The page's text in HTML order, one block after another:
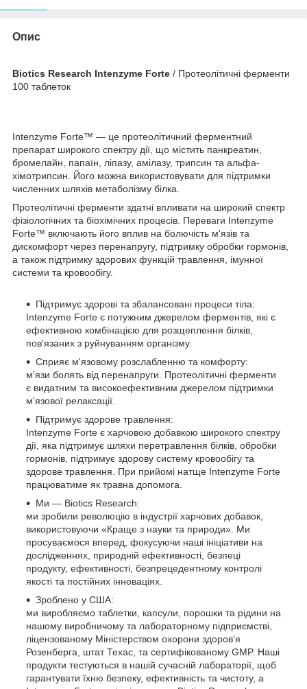
Опис
Biotics Research Intenzyme Forte / Протеолітичні ферменти
100 таблеток
Intenzyme Forte™ — це протеолітичний ферментний
препарат широкого спектру дії, що містить панкреатин,
бромелайн, папаїн, ліпазу, амілазу, трипсин та альфа-
хімотрипсин. Його можна використовувати для підтримки
численних шляхів метаболізму білка.
Протеолітичні ферменти здатні впливати на широкий спектр
фізіологічних та біохімічних процесів. Переваги Intenzyme
Forte™ включають його вплив на болючість м'язів та
дискомфорт через перенапругу, підтримку обробки гормонів,
а також підтримку здорових функцій травлення, імунної
системи та кровообігу.
Підтримує здорові та збалансовані процеси тіла:
Intenzyme Forte є потужним джерелом ферментів, які є
ефективною комбінацією для розщеплення білків,
пов'язаних з руйнуванням організму.
Сприяє м'язовому розслабленню та комфорту:
м'язи болять від перенапруги. Протеолітичні ферменти
є видатним та високоефективним джерелом підтримки
м'язової релаксації.
Підтримує здорове травлення:
Intenzyme Forte є харчовою добавкою широкого спектру
дії, яка підтримує шляхи перетравлення білків, обробки
гормонів, підтримує здорову систему кровообігу та
здорове травлення. При прийомі натще Intenzyme Forte
працюватиме як травна допомога.
Ми — Biotics Research:
ми зробили революцію в індустрії харчових добавок,
використовуючи «Краще з науки та природи». Ми
просуваємося вперед, фокусуючи наші ініціативи на
дослідженнях, природній ефективності, безпеці
продукту, ефективності, безпрецедентному контролі
якості та постійних інноваціях.
Зроблено у США:
ми виробляємо таблетки, капсули, порошки та рідини на
нашому виробничому та лабораторному підприємстві,
ліцензованому Міністерством охорони здоров'я
Розенберга, штат Техас, та сертифікованому GMP. Наші
продукти тестуються в нашій сучасній лабораторії, щоб
гарантувати їхню безпеку, ефективність та чистоту, а